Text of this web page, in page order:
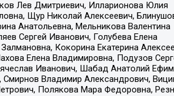
Лев Дмитриевич, Илларионова Юлия
Щур Николай Алексеевич,
Анатольевна, Мельникова Валентина
Сергей Иванович, Голубева Елена
Кокорина Екатерина
Елена Владимировна, Подузов
Иванович, Шабад Анатолий
Владимир Александрович,
Полякова Мара Федоровна,